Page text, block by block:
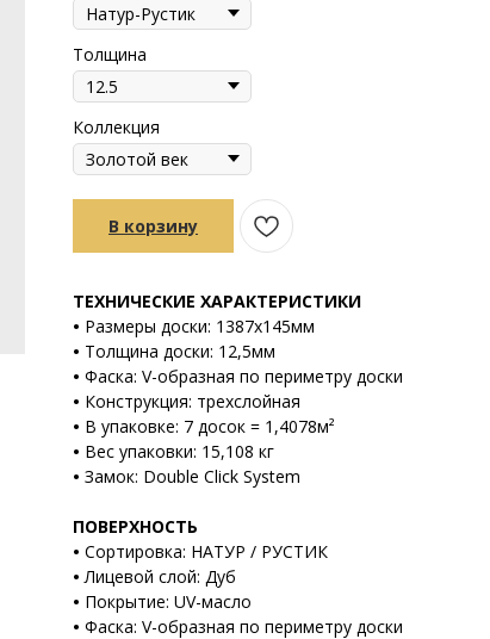
Толщина
Коллекция
В корзину
ТЕХНИЧЕСКИЕ ХАРАКТЕРИСТИКИ
• Размеры доски: 1387х145мм
• Толщина доски: 12,5мм
• Фаска: V-образная по периметру доски
• Конструкция: трехслойная
• В упаковке: 7 досок = 1,4078м²
• Вес упаковки: 15,108 кг
• Замок: Double Click System
ПОВЕРХНОСТЬ
• Сортировка: НАТУР / РУСТИК
• Лицевой слой: Дуб
• Покрытие: UV-масло
• Фаска: V-образная по периметру доски